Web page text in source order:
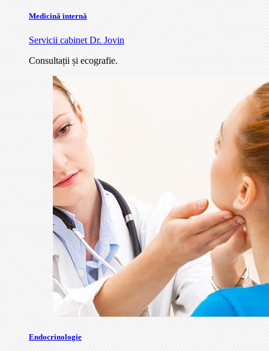
Medicină internă
Servicii cabinet Dr. Jovin
Consultații și ecografie.
Endocrinologie